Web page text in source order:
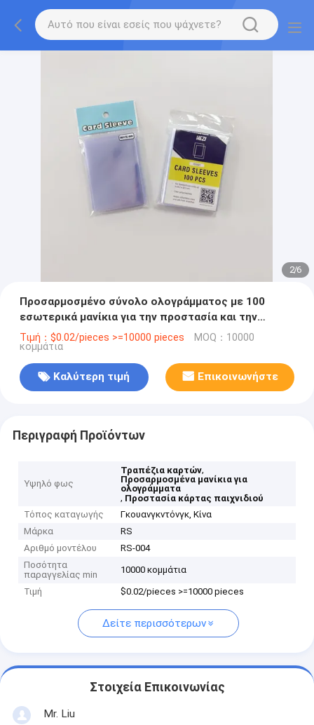
2/6
Προσαρμοσμένο σύνολο ολογράμματος με 100
εσωτερικά μανίκια για την προστασία και την
αποθήκευση καρτών παιχνιδιού
Τιμή：$0.02/pieces >=10000 pieces MOQ：10000
κομμάτια
Καλύτερη τιμή Επικοινωνήστε
Περιγραφή Προϊόντων
Υψηλό φως
Τραπέζια καρτών,
Προσαρμοσμένα μανίκια για
ολογράμματα
, Προστασία κάρτας παιχνιδιού
Τόπος καταγωγής
Γκουανγκντόνγκ, Κίνα
Μάρκα
RS
Αριθμό μοντέλου
RS-004
Ποσότητα
παραγγελίας min
10000 κομμάτια
Τιμή $0.02/pieces >=10000 pieces
Δείτε περισσότερων
Στοιχεία Επικοινωνίας
Mr. Liu